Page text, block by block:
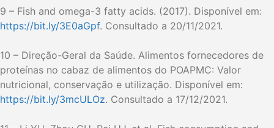
9 – Fish and omega-3 fatty acids. (2017). Disponível em:
https://bit.ly/3E0aGpf. Consultado a 20/11/2021.
10 – Direção-Geral da Saúde. Alimentos fornecedores de
proteínas no cabaz de alimentos do POAPMC: Valor
nutricional, conservação e utilização. Disponível em:
https://bit.ly/3mcULOz. Consultado a 17/12/2021.